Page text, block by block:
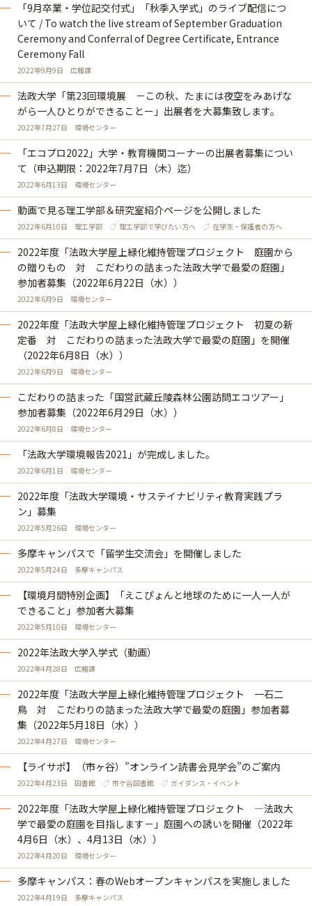
「9月卒業・学位記交付式」「秋季入学式」のライブ配信につ
いて / To watch the live stream of September Graduation
Ceremony and Conferral of Degree Certificate, Entrance
Ceremony Fall
2022年9月9日 広報課
法政大学「第23回環境展 －この秋、たまには夜空をみあげな
がら一人ひとりができることー」出展者を大募集致します。
2022年7月27日 環境センター
「エコプロ2022」大学・教育機関コーナーの出展者募集につい
て（申込期限：2022年7月7日（木）迄）
2022年6月13日 環境センター
動画で見る理工学部＆研究室紹介ページを公開しました
2022年6月10日 理工学部 理工学部で学びたい方へ 在学生・保護者の方へ
2022年度「法政大学屋上緑化維持管理プロジェクト 庭園から
の贈りもの 対 こだわりの詰まった法政大学で最愛の庭園」
参加者募集（2022年6月22日（水））
2022年6月9日 環境センター
2022年度「法政大学屋上緑化維持管理プロジェクト 初夏の新
定番 対 こだわりの詰まった法政大学で最愛の庭園」を開催
（2022年6月8日（水））
2022年6月9日 環境センター
こだわりの詰まった「国営武蔵丘陵森林公園訪問エコツアー」
参加者募集（2022年6月29日（水））
2022年6月8日 環境センター
「法政大学環境報告2021」が完成しました。
2022年6月1日 環境センター
2022年度「法政大学環境・サステイナビリティ教育実践プラ
ン」募集
2022年5月26日 環境センター
多摩キャンパスで「留学生交流会」を開催しました
2022年5月24日 多摩キャンパス
【環境月間特別企画】「えこぴょんと地球のために一人一人が
できること」参加者大募集
2022年5月10日 環境センター
2022年法政大学入学式（動画）
2022年4月28日 広報課
2022年度「法政大学屋上緑化維持管理プロジェクト 一石二
鳥 対 こだわりの詰まった法政大学で最愛の庭園」参加者募
集（2022年5月18日（水））
2022年4月27日 環境センター
【ライサポ】（市ヶ谷）”オンライン読書会見学会”のご案内
2022年4月23日 図書館 市ケ谷図書館 ガイダンス・イベント
2022年度「法政大学屋上緑化維持管理プロジェクト ―法政大
学で最愛の庭園を目指します－」庭園への誘いを開催（2022年
4月6日（水）、4月13日（水））
2022年4月20日 環境センター
多摩キャンパス：春のWebオープンキャンパスを実施しました
2022年4月19日 多摩キャンパス